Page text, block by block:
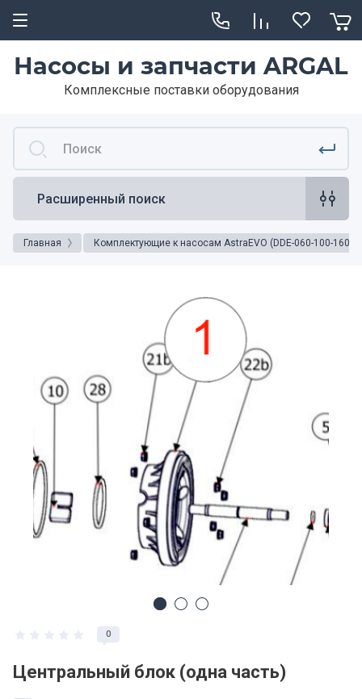
Насосы и запчасти ARGAL
Комплексные поставки оборудования
Расширенный поиск
Главная Комплектующие к насосам AstraEVO (DDE-060-100-160)
0
Центральный блок (одна часть)